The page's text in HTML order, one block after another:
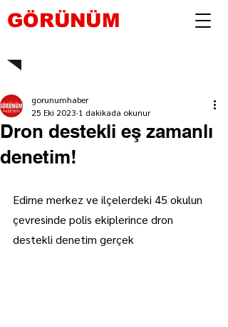
GÖRÜNÜM
Dron destekli eş zamanlı
denetim!
gorunumhaber
25 Eki 2023 1 dakikada okunur
Edirne merkez ve ilçelerdeki 45 okulun
çevresinde polis ekiplerince dron
destekli denetim gerçek